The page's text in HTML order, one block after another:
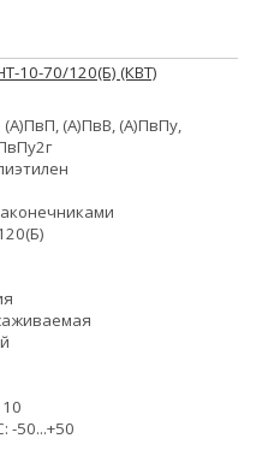
10-70/120(Б) (КВТ)
(А)ПвВ, (А)ПвПу,
-50...+50